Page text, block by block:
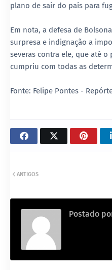
plano de sair do país para
Em nota, a defesa de
surpresa e indignação a
severas contra ele, que até
cumpriu com todas as
Fonte: Felipe Pontes -
ANTIGOS
Postado